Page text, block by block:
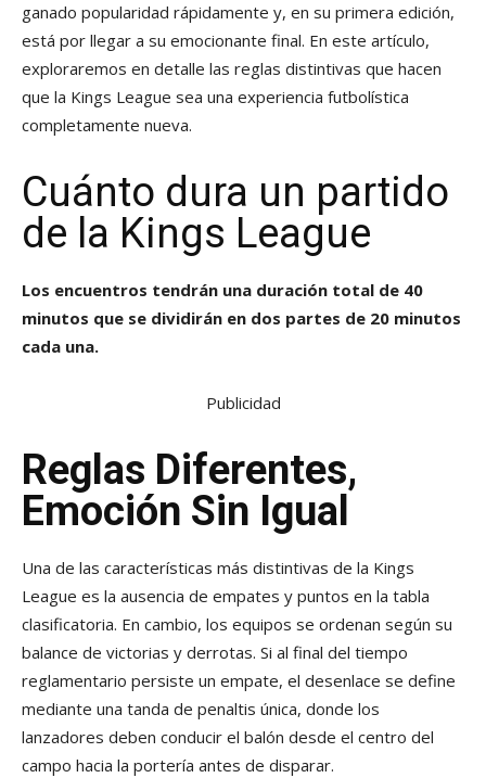
ganado popularidad rápidamente y, en su primera edición,
está por llegar a su emocionante final. En este artículo,
exploraremos en detalle las reglas distintivas que hacen
que la Kings League sea una experiencia futbolística
completamente nueva.
Cuánto dura un partido
de la Kings League
Los encuentros tendrán una duración total de 40
minutos que se dividirán en dos partes de 20 minutos
cada una.
Publicidad
Reglas Diferentes,
Emoción Sin Igual
Una de las características más distintivas de la Kings
League es la ausencia de empates y puntos en la tabla
clasificatoria. En cambio, los equipos se ordenan según su
balance de victorias y derrotas. Si al final del tiempo
reglamentario persiste un empate, el desenlace se define
mediante una tanda de penaltis única, donde los
lanzadores deben conducir el balón desde el centro del
campo hacia la portería antes de disparar.